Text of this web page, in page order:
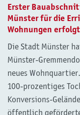
Erster
Münster für die
Wohnungen
Die Stadt Münster
Münster-
neues
100-prozentiges
Konversions-
öffentlich